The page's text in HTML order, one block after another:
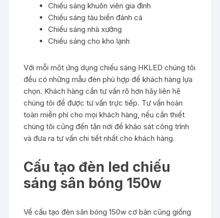
Chiếu sáng khuôn viên gia đình
Chiếu sáng tàu biển đánh cá
Chiếu sáng nhà xưởng
Chiếu sáng cho kho lạnh
Với mỗi một ứng dụng chiếu sáng HKLED chúng tôi
đều có những mẫu đèn phù hợp để khách hàng lựa
chọn. Khách hàng cần tư vấn rõ hơn hãy liên hệ
chúng tôi để được tư vấn trực tiếp. Tư vấn hoàn
toàn miễn phí cho mọi khách hàng, nếu cần thiết
chúng tôi cũng đến tận nơi để khảo sát công trình
và đưa ra tư vấn chi tiết nhất cho khách hàng.
Cấu tạo đèn led chiếu
sáng sân bóng 150w
Về cấu tạo đèn sân bóng 150w cơ bản cũng giống